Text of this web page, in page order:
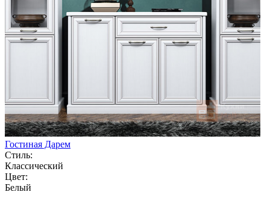
Гостиная Дарем
Стиль:
Классический
Цвет:
Белый